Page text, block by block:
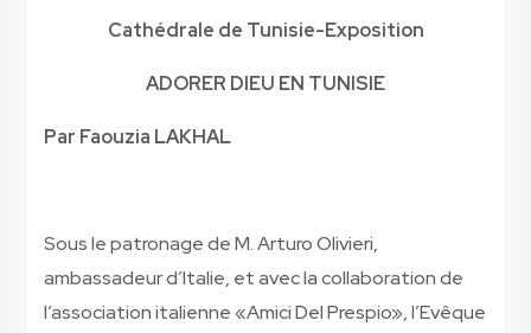
Cathédrale de Tunisie-Exposition
ADORER DIEU EN TUNISIE
Par Faouzia LAKHAL
Sous le patronage de M. Arturo Olivieri,
ambassadeur d’Italie, et avec la collaboration de
l’association italienne «Amici Del Prespio», l’Evêque